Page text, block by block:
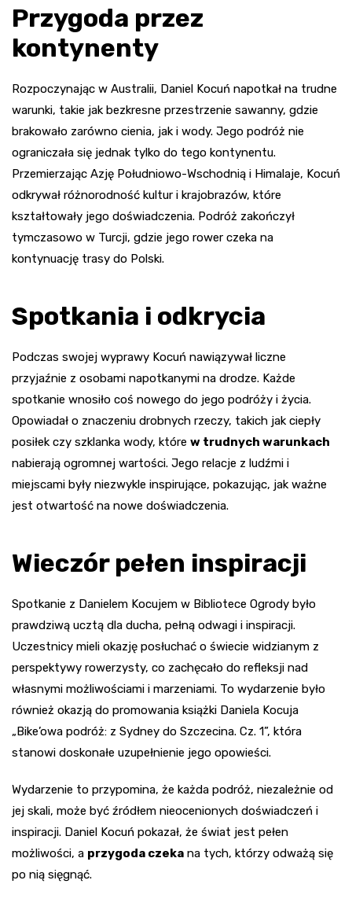
Przygoda przez
kontynenty
Rozpoczynając w Australii, Daniel Kocuń napotkał na trudne
warunki, takie jak bezkresne przestrzenie sawanny, gdzie
brakowało zarówno cienia, jak i wody. Jego podróż nie
ograniczała się jednak tylko do tego kontynentu.
Przemierzając Azję Południowo-Wschodnią i Himalaje, Kocuń
odkrywał różnorodność kultur i krajobrazów, które
kształtowały jego doświadczenia. Podróż zakończył
tymczasowo w Turcji, gdzie jego rower czeka na
kontynuację trasy do Polski.
Spotkania i odkrycia
Podczas swojej wyprawy Kocuń nawiązywał liczne
przyjaźnie z osobami napotkanymi na drodze. Każde
spotkanie wnosiło coś nowego do jego podróży i życia.
Opowiadał o znaczeniu drobnych rzeczy, takich jak ciepły
posiłek czy szklanka wody, które w trudnych warunkach
nabierają ogromnej wartości. Jego relacje z ludźmi i
miejscami były niezwykle inspirujące, pokazując, jak ważne
jest otwartość na nowe doświadczenia.
Wieczór pełen inspiracji
Spotkanie z Danielem Kocujem w Bibliotece Ogrody było
prawdziwą ucztą dla ducha, pełną odwagi i inspiracji.
Uczestnicy mieli okazję posłuchać o świecie widzianym z
perspektywy rowerzysty, co zachęcało do refleksji nad
własnymi możliwościami i marzeniami. To wydarzenie było
również okazją do promowania książki Daniela Kocuja
„Bike’owa podróż: z Sydney do Szczecina. Cz. 1”, która
stanowi doskonałe uzupełnienie jego opowieści.
Wydarzenie to przypomina, że każda podróż, niezależnie od
jej skali, może być źródłem nieocenionych doświadczeń i
inspiracji. Daniel Kocuń pokazał, że świat jest pełen
możliwości, a przygoda czeka na tych, którzy odważą się
po nią sięgnąć.